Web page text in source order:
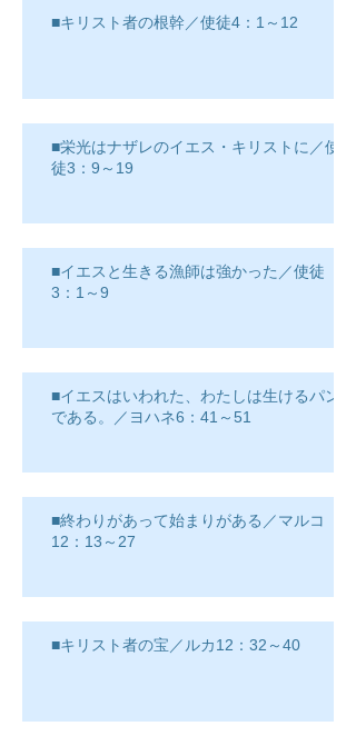
■キリスト者の根幹／使徒4：1～12
■栄光はナザレのイエス・キリストに／使
徒3：9～19
■イエスと生きる漁師は強かった／使徒
3：1～9
■イエスはいわれた、わたしは生けるパン
である。／ヨハネ6：41～51
■終わりがあって始まりがある／マルコ
12：13～27
■キリスト者の宝／ルカ12：32～40